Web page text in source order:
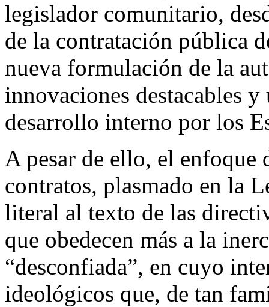
legislador comunitario,
de la contratación pública
nueva formulación de la
innovaciones destacables
desarrollo interno por los
A pesar de ello, el enfoque
contratos, plasmado en la
literal al texto de las
que obedecen más a la
“desconfiada”, en cuyo
ideológicos que, de tan